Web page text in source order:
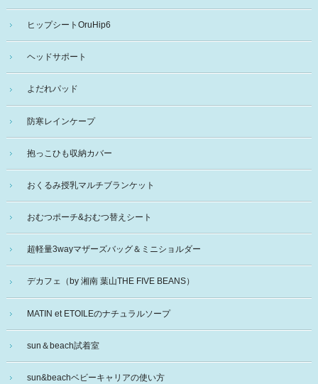
ヒップシートOruHip6
ヘッドサポート
よだれパッド
防寒レインケープ
抱っこひも収納カバー
おくるみ授乳マルチブランケット
おむつポーチ&おむつ替えシート
超軽量3wayマザーズバッグ＆ミニショルダー
デカフェ（by 湘南 葉山THE FIVE BEANS）
MATIN et ETOILEのナチュラルソープ
sun＆beach試着室
sun&beachベビーキャリアの使い方